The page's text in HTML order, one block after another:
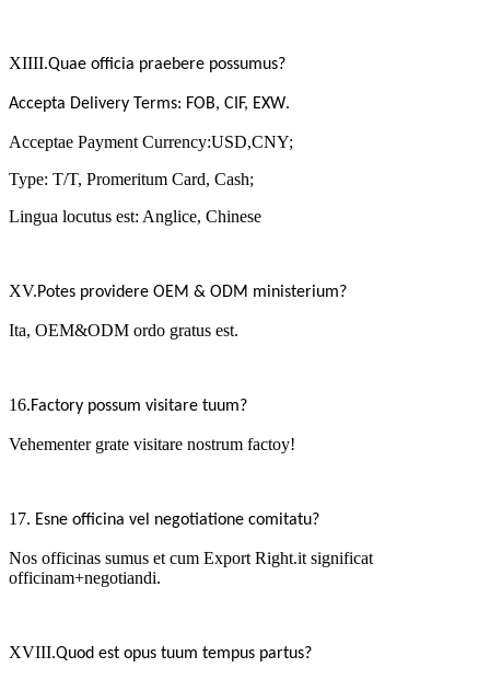
XIIII.Quae officia praebere possumus?
Accepta Delivery Terms: FOB, CIF, EXW.
Acceptae Payment Currency:USD,CNY;
Type: T/T, Promeritum Card, Cash;
Lingua locutus est: Anglice, Chinese
XV.Potes providere OEM & ODM ministerium?
Ita, OEM&ODM ordo gratus est.
16.Factory possum visitare tuum?
Vehementer grate visitare nostrum factoy!
17. Esne officina vel negotiatione comitatu?
Nos officinas sumus et cum Export Right.it significat
officinam+negotiandi.
XVIII.Quod est opus tuum tempus partus?